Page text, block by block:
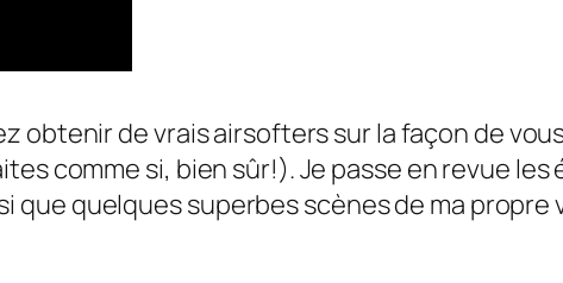
obtenir de vrais airsofters sur la façon de
comme si, bien sûr!). Je passe en revue
que quelques superbes scènes de ma propre